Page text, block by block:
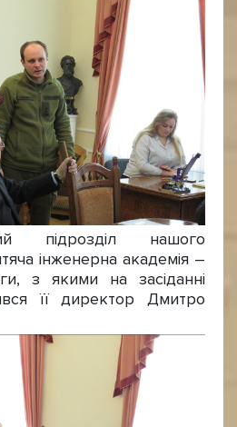
підрозділ нашого
інженерна академія –
з якими на засіданні
її директор Дмитро